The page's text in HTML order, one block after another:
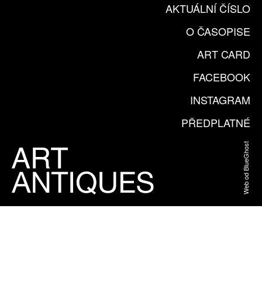
AKTUÁLNÍ ČÍSLO
O ČASOPISE
ART CARD
FACEBOOK
INSTAGRAM
PŘEDPLATNÉ
Web od BlueGhost